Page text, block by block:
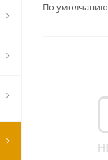
По умолчанию